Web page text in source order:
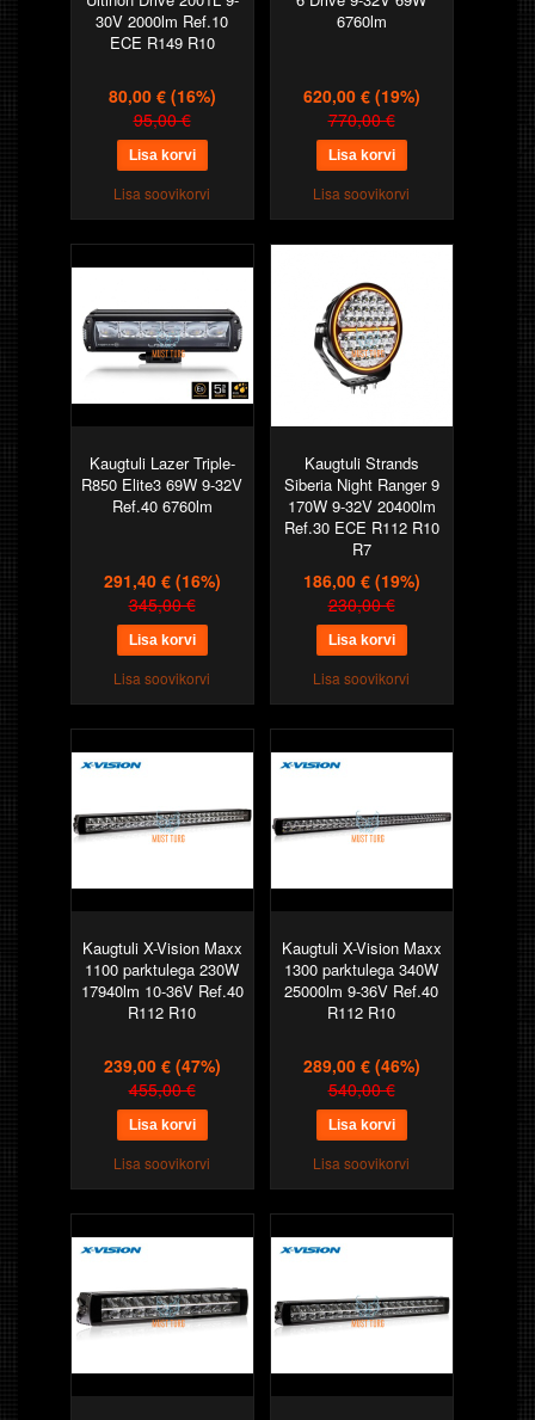
30V 2000lm Ref.10
ECE R149 R10
80,00 € (16%)
95,00 €
Lisa soovikorvi
6760lm
620,00 € (19%)
770,00 €
Lisa soovikorvi
Kaugtuli Lazer Triple-
R850 Elite3 69W 9-32V
Ref.40 6760lm
291,40 € (16%)
345,00 €
Lisa soovikorvi
Kaugtuli Strands
Siberia Night Ranger 9
170W 9-32V 20400lm
Ref.30 ECE R112 R10
R7
186,00 € (19%)
230,00 €
Lisa soovikorvi
Kaugtuli X-Vision Maxx
1100 parktulega 230W
17940lm 10-36V Ref.40
R112 R10
239,00 € (47%)
455,00 €
Lisa soovikorvi
Kaugtuli X-Vision Maxx
1300 parktulega 340W
25000lm 9-36V Ref.40
R112 R10
289,00 € (46%)
540,00 €
Lisa soovikorvi